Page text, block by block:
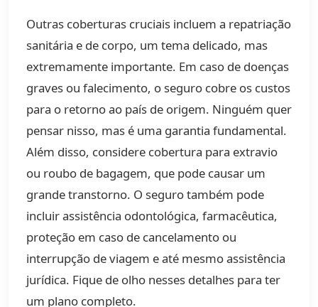
Outras coberturas cruciais incluem a repatriação
sanitária e de corpo, um tema delicado, mas
extremamente importante. Em caso de doenças
graves ou falecimento, o seguro cobre os custos
para o retorno ao país de origem. Ninguém quer
pensar nisso, mas é uma garantia fundamental.
Além disso, considere cobertura para extravio
ou roubo de bagagem, que pode causar um
grande transtorno. O seguro também pode
incluir assistência odontológica, farmacêutica,
proteção em caso de cancelamento ou
interrupção de viagem e até mesmo assistência
jurídica. Fique de olho nesses detalhes para ter
um plano completo.